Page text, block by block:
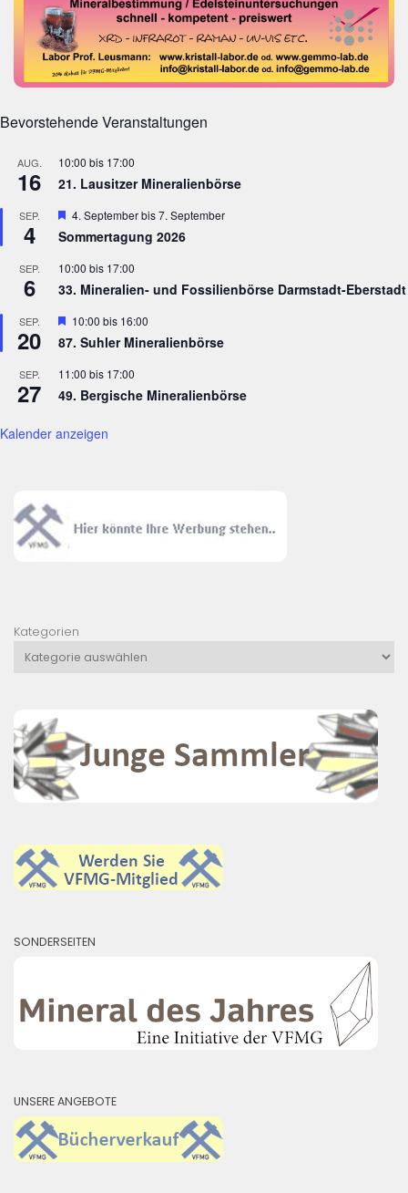
Bevorstehende Veranstaltungen
AUG.
16
10:00 bis 17:00
21. Lausitzer Mineralienbörse
SEP.
4
Hervorgehoben
4. Septemberbis7. September
Sommertagung 2026
SEP.
6
10:00 bis 17:00
33. Mineralien- und Fossilienbörse Darmstadt-Eberstadt
SEP.
20
Hervorgehoben
10:00 bis 16:00
87. Suhler Mineralienbörse
SEP.
27
11:00 bis 17:00
49. Bergische Mineralienbörse
Kalender anzeigen
Kategorien
SONDERSEITEN
UNSERE ANGEBOTE